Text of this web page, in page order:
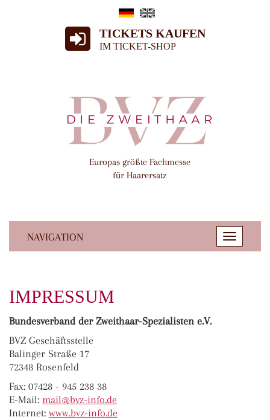
TICKETS KAUFEN
IM TICKET-SHOP
Europas größte Fachmesse
für Haarersatz
NAVIGATION
Toggle
IMPRESSUM
Bundesverband der Zweithaar-Spezialisten e.V.
BVZ Geschäftsstelle
Balinger Straße 17
72348 Rosenfeld
Fax: 07428 - 945 238 38
E-Mail: mail@bvz-info.de
Internet: www.bvz-info.de